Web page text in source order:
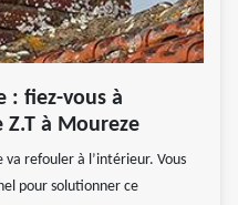
: fiez-vous à
Z.T à Moureze
va refouler à l’intérieur. Vous
pour solutionner ce